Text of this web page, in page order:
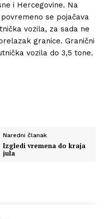
i Hercegovine. Na
se pojačava
vozila, za sada ne
granice. Granični
vozila do 3,5 tone.
Naredni članak
Izgledi vremena do kraja
jula